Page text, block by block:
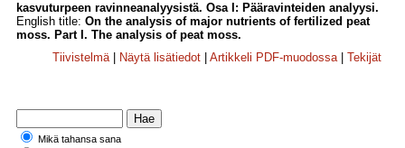
kasvuturpeen ravinneanalyysistä. Osa I: Pääravinteiden analyysi.
English title: On the analysis of major nutrients of fertilized peat
moss. Part I. The analysis of peat moss.
Tiivistelmä| Näytä lisätiedot Artikkeli PDF-muodossa| Tekijät
Mikä tahansa sana